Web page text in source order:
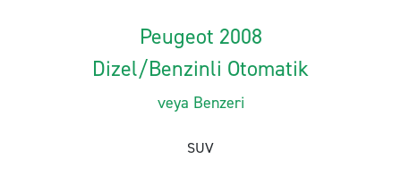
Peugeot 2008
Dizel/Benzinli Otomatik
veya Benzeri
SUV